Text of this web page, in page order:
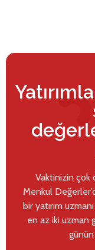
Vaktinizin çok
Menkul
bir yatırım
en az iki uzman